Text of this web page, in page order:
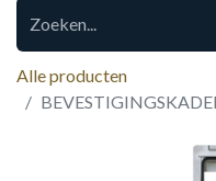
Alle producten